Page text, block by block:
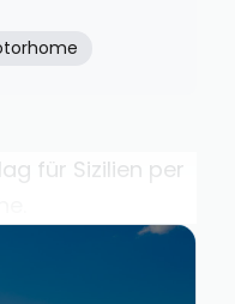
für Sizilien per